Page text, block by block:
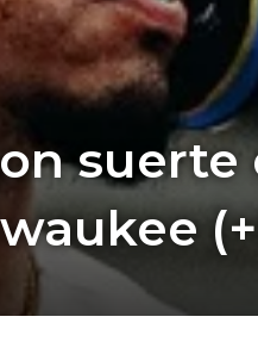
suerte